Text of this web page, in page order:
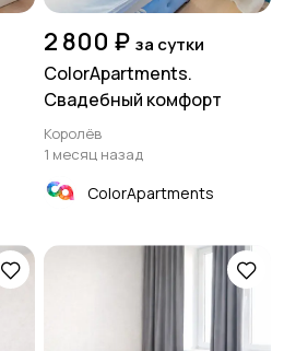
2 800 ₽ за сутки
ColorApartments.
Свадебный комфорт
Королёв
1 месяц назад
ColorApartments